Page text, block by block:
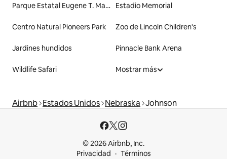
Parque Estatal Eugene T. Mahoney Estadio Memorial
Centro Natural Pioneers Park Zoo de Lincoln Children's
Jardines hundidos Pinnacle Bank Arena
Wildlife Safari Mostrar más
Airbnb Estados Unidos Nebraska Johnson
© 2026 Airbnb, Inc.
Privacidad
Términos